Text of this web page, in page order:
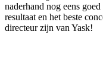
naderhand nog eens
resultaat en het beste
directeur zijn van Yask!